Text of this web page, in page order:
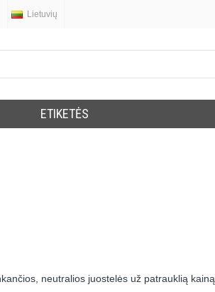
Lietuvių
ETIKETĖS
neutralios juostelės už patrauklią kainą.